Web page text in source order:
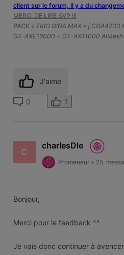
client sur le forum, il y a du
MERCI DE LIRE SVP !!!
PACK « TRIO GIGA MAX » |
GT-AXE16000 + GT-AX11000 AiMesh.
J'aime
0 1
C
charlesDle
Promeneur • 25
Bonjour,
Merci pour le feedback ^^
Je vais donc continuer à